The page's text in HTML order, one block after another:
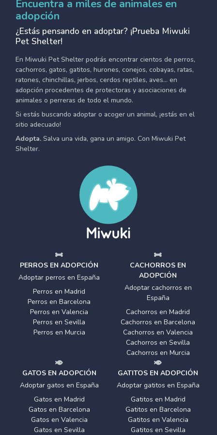
Encuentra a miles de animales en
adopción
¿Estás pensando en adoptar? ¡Prueba Miwuki
Pet Shelter!
En Miwuki Pet Shelter podrás encontrar cientos de perros,
cachorros, gatos, gatitos, hurones, conejos, cobayas, ratas,
ratones, chinchillas, jerbos, cerdos reptiles, aves... en
adopción procedentes de protectoras y asociaciones de
animales o perreras de todo el mundo.
Si estás buscando adoptar o acoger un animal, ¡estás en el
sitio adecuado!
Adopta. Salva una vida, gana un amigo. Con Miwuki Pet
Shelter.
PERROS EN ADOPCIÓN
Adoptar perros en España
Perros en Madrid
Perros en Barcelona
Perros en Valencia
Perros en Sevilla
Perros en Murcia
CACHORROS EN
ADOPCIÓN
Adoptar cachorros en
España
Cachorros en Madrid
Cachorros en Barcelona
Cachorros en Valencia
Cachorros en Sevilla
Cachorros en Murcia
GATOS EN ADOPCIÓN
Adoptar gatos en España
Gatos en Madrid
Gatos en Barcelona
Gatos en Valencia
Gatos en Sevilla
GATITOS EN ADOPCIÓN
Adoptar gatitos en España
Gatitos en Madrid
Gatitos en Barcelona
Gatitos en Valencia
Gatitos en Sevilla